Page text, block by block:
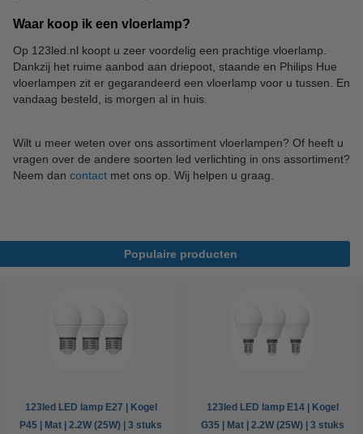
Waar koop ik een vloerlamp?
Op 123led.nl koopt u zeer voordelig een prachtige vloerlamp.
Dankzij het ruime aanbod aan driepoot, staande en Philips Hue
vloerlampen zit er gegarandeerd een vloerlamp voor u tussen. En
vandaag besteld, is morgen al in huis.
Wilt u meer weten over ons assortiment vloerlampen? Of heeft u
vragen over de andere soorten led verlichting in ons assortiment?
Neem dan contact met ons op. Wij helpen u graag.
Populaire producten
123led LED lamp E27 | Kogel
P45 | Mat | 2.2W (25W) | 3 stuks
123led LED lamp E14 | Kogel
G35 | Mat | 2.2W (25W) | 3 stuks